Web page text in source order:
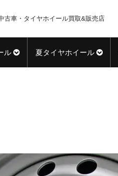
古車・タイヤホイール買取&販売店
ル 夏タイヤホイール